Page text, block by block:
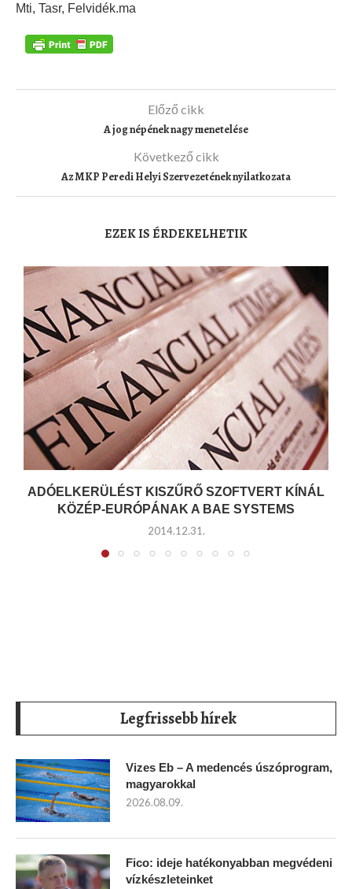
Mti, Tasr, Felvidék.ma
Előző cikk
A jog népének nagy menetelése
Következő cikk
Az MKP Peredi Helyi Szervezetének nyilatkozata
EZEK IS ÉRDEKELHETIK
ADÓELKERÜLÉST KISZŰRŐ SZOFTVERT KÍNÁL
KÖZÉP-EURÓPÁNAK A BAE SYSTEMS
2014.12.31.
Legfrissebb hírek
Vizes Eb – A medencés úszóprogram,
magyarokkal
2026.08.09.
Fico: ideje hatékonyabban megvédeni
vízkészleteinket